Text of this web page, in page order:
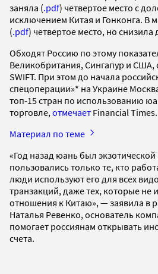
заняла (.pdf) четвертое место с
исключением Китая и Гонконга. В
(.pdf) четвертое место, но
Обходят Россию по этому
Великобритания, Сингапур и США,
SWIFT. При этом до начала
спецоперации»* на Украине
топ-15 стран по использованию
торговле, отмечает Financial Times.
Материал по теме
«Год назад юань был
пользовались только те, кто
люди используют его для всех
транзакций, даже тех, которые не
отношения к Китаю», — заявила в
Наталья Ревенко, основатель
помогает россиянам открывать
счета.